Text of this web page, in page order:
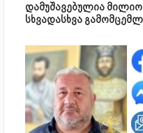
დამუშავებულია
სხვადასხვა